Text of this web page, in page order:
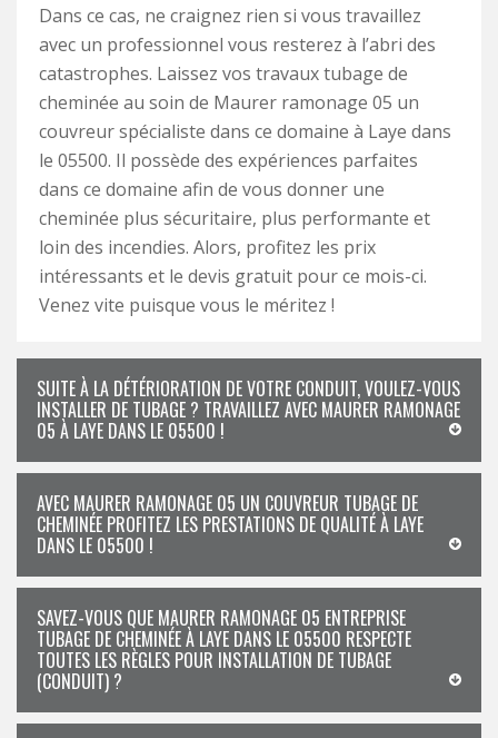
Dans ce cas, ne craignez rien si vous travaillez
avec un professionnel vous resterez à l’abri des
catastrophes. Laissez vos travaux tubage de
cheminée au soin de Maurer ramonage 05 un
couvreur spécialiste dans ce domaine à Laye dans
le 05500. Il possède des expériences parfaites
dans ce domaine afin de vous donner une
cheminée plus sécuritaire, plus performante et
loin des incendies. Alors, profitez les prix
intéressants et le devis gratuit pour ce mois-ci.
Venez vite puisque vous le méritez !
SUITE À LA DÉTÉRIORATION DE VOTRE CONDUIT, VOULEZ-VOUS
INSTALLER DE TUBAGE ? TRAVAILLEZ AVEC MAURER RAMONAGE
05 À LAYE DANS LE 05500 !
AVEC MAURER RAMONAGE 05 UN COUVREUR TUBAGE DE
CHEMINÉE PROFITEZ LES PRESTATIONS DE QUALITÉ À LAYE
DANS LE 05500 !
SAVEZ-VOUS QUE MAURER RAMONAGE 05 ENTREPRISE
TUBAGE DE CHEMINÉE À LAYE DANS LE 05500 RESPECTE
TOUTES LES RÈGLES POUR INSTALLATION DE TUBAGE
(CONDUIT) ?